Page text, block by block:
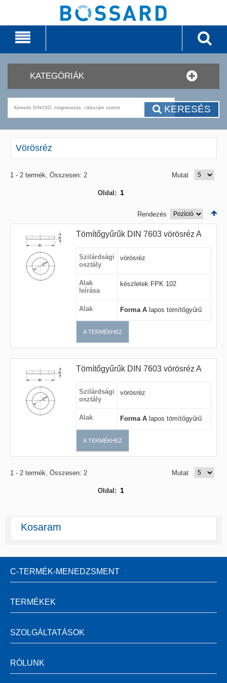
KATEGÓRIÁK
KERESÉS
Vörösréz
1 - 2 termék, Összesen: 2 Mutat
Oldal: 1
Rendezés
Tömítőgyűrűk DIN 7603 vörösréz A
Szilárdsági
osztály
vörösréz
Alak
leírása
készletek FPK 102
Alak Forma Alapos tömítőgyűrű
A TERMÉKHEZ
Tömítőgyűrűk DIN 7603 vörösréz A
Szilárdsági
osztály
vörösréz
Alak Forma Alapos tömítőgyűrű
A TERMÉKHEZ
1 - 2 termék, Összesen: 2 Mutat
Oldal: 1
Kosaram
C-TERMÉK-MENEDZSMENT
TERMÉKEK
SZOLGÁLTATÁSOK
RÓLUNK